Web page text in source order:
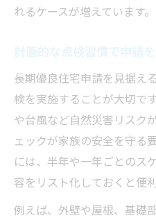
れるケースが増えています。
長期優良住宅申請を見据え
検を実施することが大切で
や台風など自然災害リスク
ェックが家族の安全を守る
には、半年や一年ごとのス
容をリスト化しておくと便利
例えば、外壁や屋根、基礎